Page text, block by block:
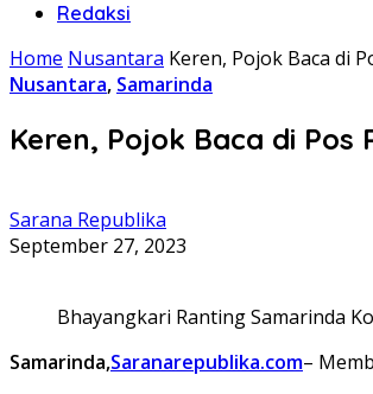
Redaksi
Home Nusantara Keren, Pojok Baca di
Nusantara, Samarinda
Keren, Pojok Baca di Pos
Sarana Republika
September 27, 2023
Bhayangkari Ranting Samarinda
Samarinda,Saranarepublika.com–